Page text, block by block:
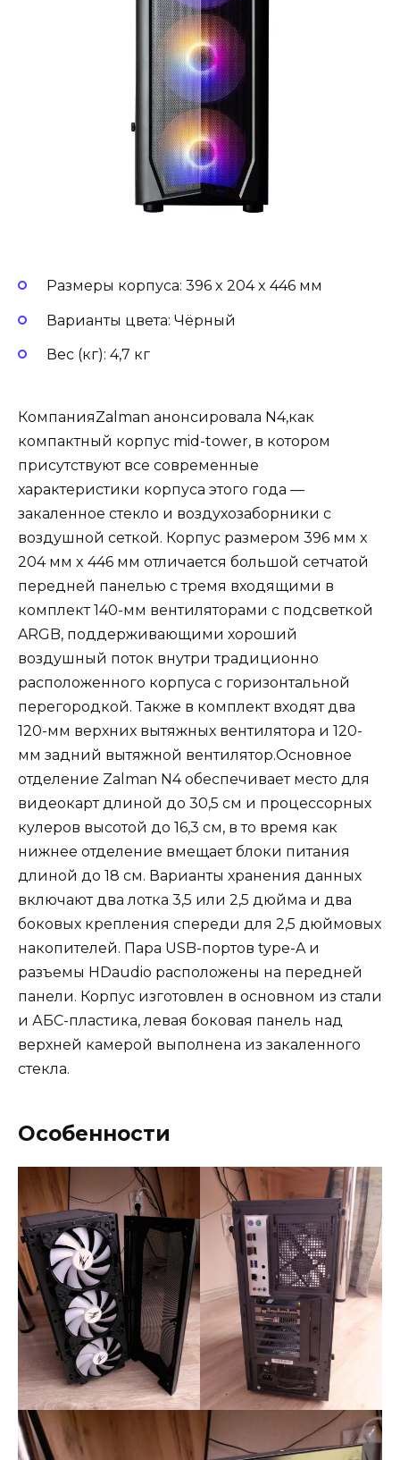
Размеры корпуса: 396 x 204 x 446 мм
Варианты цвета: Чёрный
Вес (кг): 4,7 кг
КомпанияZalman анонсировала N4,как
компактный корпус mid-tower, в котором
присутствуют все современные
характеристики корпуса этого года —
закаленное стекло и воздухозаборники с
воздушной сеткой. Корпус размером 396 мм x
204 мм x 446 мм отличается большой сетчатой
передней панелью с тремя входящими в
комплект 140-мм вентиляторами с подсветкой
ARGB, поддерживающими хороший
воздушный поток внутри традиционно
расположенного корпуса с горизонтальной
перегородкой. Также в комплект входят два
120-мм верхних вытяжных вентилятора и 120-
мм задний вытяжной вентилятор.Основное
отделение Zalman N4 обеспечивает место для
видеокарт длиной до 30,5 см и процессорных
кулеров высотой до 16,3 см, в то время как
нижнее отделение вмещает блоки питания
длиной до 18 см. Варианты хранения данных
включают два лотка 3,5 или 2,5 дюйма и два
боковых крепления спереди для 2,5 дюймовых
накопителей. Пара USB-портов type-A и
разъемы HDaudio расположены на передней
панели. Корпус изготовлен в основном из стали
и АБС-пластика, левая боковая панель над
верхней камерой выполнена из закаленного
стекла.
Особенности